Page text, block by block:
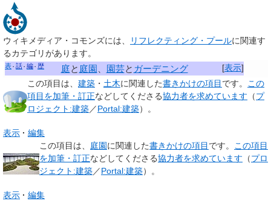
ウィキメディア・コモンズには、 リフレクティング・プールに関連す
るカテゴリがあります。
[表示]
表 話 編 歴 庭と 庭園 園芸と ガーデニング
この項目は、 建築 ・ 土木に関連した書きかけの項目 です。
この
項目を加筆・訂正などしてくださる協力者を求めています （プ
ロジェクト:建築／Portal:建築）。
表示
編集
この項目は、 庭園に関連した書きかけの項目 です。
この項目
を加筆・訂正などしてくださる協力者を求めています （プロ
ジェクト:建築／Portal:建築）。
表示 編集